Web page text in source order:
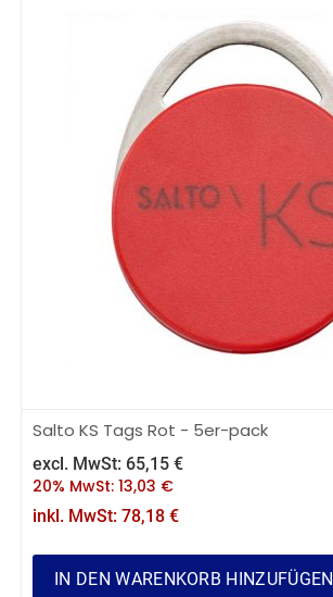
Salto KS Tags Rot - 5er-pack
excl. MwSt: 65,15 €
20% MwSt: 13,03 €
inkl. MwSt: 78,18 €
IN DEN WARENKORB HINZUFÜGEN